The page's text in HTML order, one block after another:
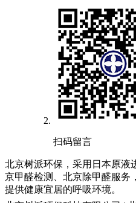
扫码留言
北京树派环保，采用日本原液
京甲醛检测、北京除甲醛服务
提供健康宜居的呼吸环境。